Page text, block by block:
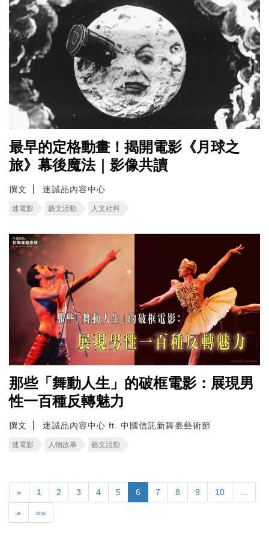
最早的定格動畫！揭開電影《月球之
旅》幕後魔法｜影像共讀
撰文 迷誠品內容中心
迷電影 藝文活動 人文社科
那些「舞動人生」的破框電影：展現男
性一百種反轉魅力
撰文 迷誠品內容中心 ft. 中國信託新舞臺藝術節
迷電影 人物故事 藝文活動
« 1 2 3 4 5 6 7 8 9 10
» »»